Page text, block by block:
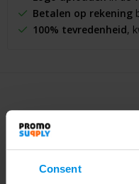
Consent
Betalen op rekening
100% tevredenheid,